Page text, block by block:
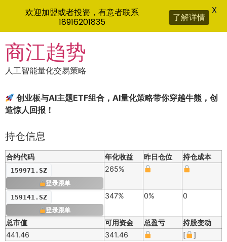
to
content
商江趋势
人工智能量化交易策略
创业板与AI主题ETF组合，AI量化策略带你穿越牛熊，创
造惊人回报！
持仓信息
合约代码 年化收益 昨日仓位 持仓成本
159971.SZ
登录跟单
265%
159141.SZ
登录跟单
347% 0% 0
总市值 可用资金 总盈亏
持股变动
441.46
341.46 [ ]
欢迎加盟或者投资，有意者联系
18916201835
了解详情
X